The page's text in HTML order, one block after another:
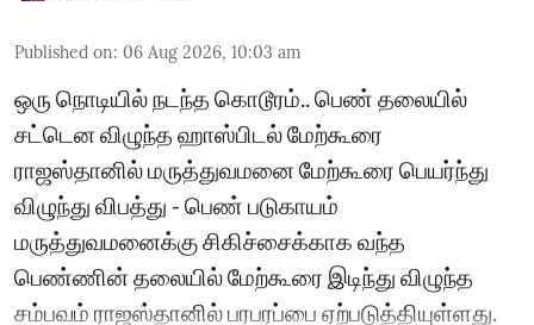
Published on: 06 Aug 2026, 10:03 am
ஒரு நொடியில் நடந்த கொடூரம்.. பெண் தலையில்
சட்டென விழுந்த ஹாஸ்பிடல் மேற்கூரை
ராஜஸ்தானில் மருத்துவமனை மேற்கூரை பெயர்ந்து
விழுந்து விபத்து - பெண் படுகாயம்
மருத்துவமனைக்கு சிகிச்சைக்காக வந்த
பெண்ணின் தலையில் மேற்கூரை இடிந்து விழுந்த
சம்பவம் ராஜஸ்தானில் பரபரப்பை ஏற்படுத்தியுள்ளது.